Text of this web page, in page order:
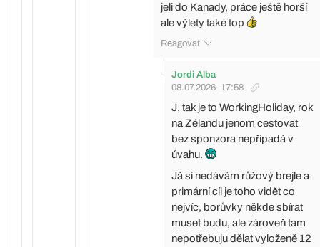
jeli do Kanady, práce ještě horší
ale výlety také top
Reagovat
Jordi Alba
08.07.2026 17:58
J, tak je to WorkingHoliday, rok
na Zélandu jenom cestovat
bez sponzora nepřipadá v
úvahu.
Já si nedávám růžový brejle a
primární cíl je toho vidět co
nejvíc, borůvky někde sbírat
muset budu, ale zároveň tam
nepotřebuju dělat vyloženě 12